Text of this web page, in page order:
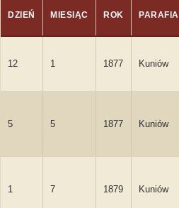
DZIEŃ MIESIĄC ROK PARAFIA
12 1 1877 Kuniów
5 5 1877 Kuniów
1 7 1879 Kuniów